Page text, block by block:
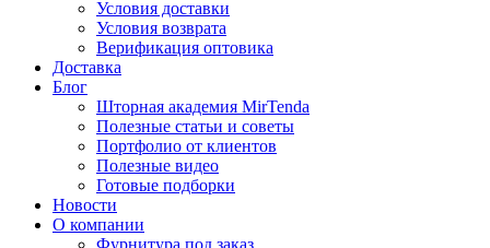
Условия доставки
Условия возврата
Верификация оптовика
Доставка
Блог
Шторная академия MirTenda
Полезные статьи и советы
Портфолио от клиентов
Полезные видео
Готовые подборки
Новости
О компании
Фурнитура под заказ